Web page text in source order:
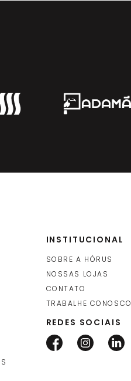
INSTITUCIONAL
SOBRE A HÓRUS
NOSSAS LOJAS
CONTATO
TRABALHE CONOSCO
REDES SOCIAIS